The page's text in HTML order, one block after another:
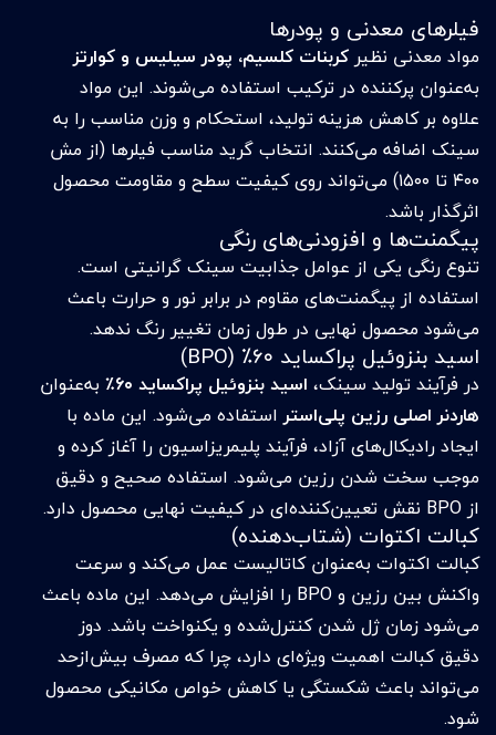
فیلرهای معدنی و پودرها
مواد معدنی نظیر کربنات کلسیم، پودر سیلیس و کوارتز
به‌عنوان پرکننده در ترکیب استفاده می‌شوند. این مواد
علاوه بر کاهش هزینه تولید، استحکام و وزن مناسب را به
سینک اضافه می‌کنند. انتخاب گرید مناسب فیلرها (از مش
۴۰۰ تا ۱۵۰۰) می‌تواند روی کیفیت سطح و مقاومت محصول
اثرگذار باشد.
پیگمنت‌ها و افزودنی‌های رنگی
تنوع رنگی یکی از عوامل جذابیت سینک گرانیتی است.
استفاده از پیگمنت‌های مقاوم در برابر نور و حرارت باعث
می‌شود محصول نهایی در طول زمان تغییر رنگ ندهد.
اسید بنزوئیل پراکساید ۶۰٪ (BPO)
در فرآیند تولید سینک، اسید بنزوئیل پراکساید ۶۰٪
به‌عنوان
هاردنر اصلی رزین پلی‌استر استفاده می‌شود. این ماده با
ایجاد رادیکال‌های آزاد، فرآیند پلیمریزاسیون را آغاز کرده و
موجب سخت شدن رزین می‌شود. استفاده صحیح و دقیق
از BPO نقش تعیین‌کننده‌ای در کیفیت نهایی محصول دارد.
کبالت اکتوات (شتاب‌دهنده)
کبالت اکتوات به‌عنوان کاتالیست عمل می‌کند و سرعت
واکنش بین رزین و BPO را افزایش می‌دهد. این ماده باعث
می‌شود زمان ژل شدن کنترل‌شده و یکنواخت باشد. دوز
دقیق کبالت اهمیت ویژه‌ای دارد، چرا که مصرف بیش‌ازحد
می‌تواند باعث شکستگی یا کاهش خواص مکانیکی محصول
شود.